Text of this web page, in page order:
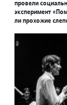
провели
эксперимент
ли прохожие